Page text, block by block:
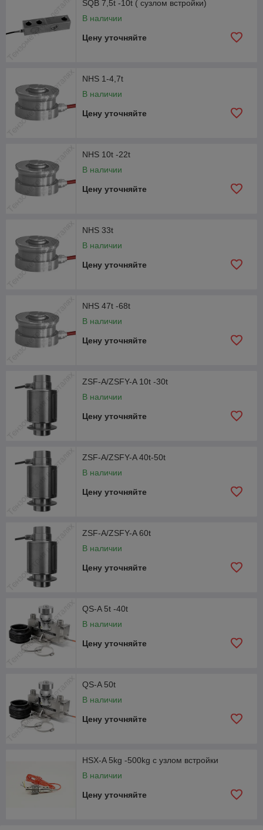
SQB 7,5t -10t ( сузлом встройки)
В наличии
Цену уточняйте
NHS 1-4,7t
В наличии
Цену уточняйте
NHS 10t -22t
В наличии
Цену уточняйте
NHS 33t
В наличии
Цену уточняйте
NHS 47t -68t
В наличии
Цену уточняйте
ZSF-A/ZSFY-A 10t -30t
В наличии
Цену уточняйте
ZSF-A/ZSFY-A 40t-50t
В наличии
Цену уточняйте
ZSF-A/ZSFY-A 60t
В наличии
Цену уточняйте
QS-A 5t -40t
В наличии
Цену уточняйте
QS-A 50t
В наличии
Цену уточняйте
HSX-A 5kg -500kg с узлом встройки
В наличии
Цену уточняйте